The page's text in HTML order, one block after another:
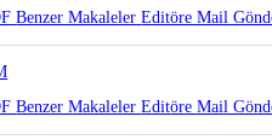
MİKST SKUAMÖZ HÜCRELİ